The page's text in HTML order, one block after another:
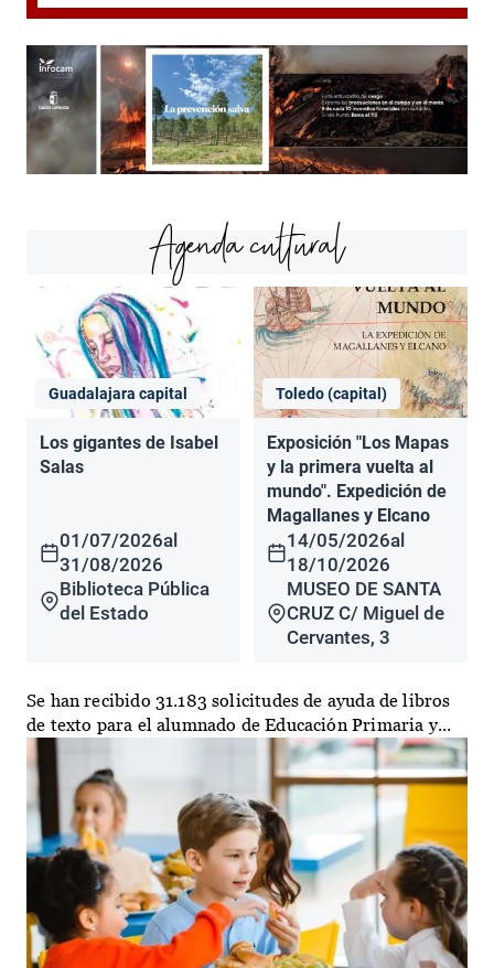
Agenda cultural
Guadalajara capital
Los gigantes de Isabel
Salas
01/07/2026al
31/08/2026
Biblioteca Pública
del Estado
Toledo (capital)
Exposición "Los Mapas
y la primera vuelta al
mundo". Expedición de
Magallanes y Elcano
14/05/2026al
18/10/2026
MUSEO DE SANTA
CRUZ C/ Miguel de
Cervantes, 3
Se han recibido 31.183 solicitudes de ayuda de libros
de texto para el alumnado de Educación Primaria y...